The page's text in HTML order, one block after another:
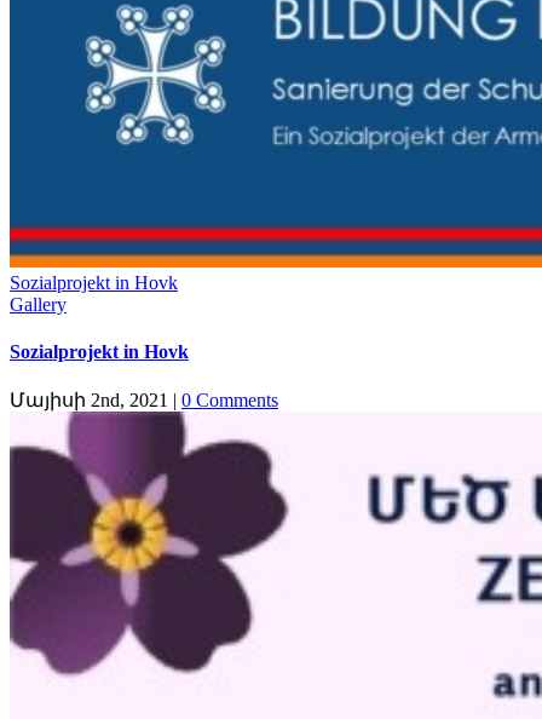
Sozialprojekt in Hovk
Gallery
Sozialprojekt in Hovk
Մայիսի 2nd, 2021 | 0 Comments